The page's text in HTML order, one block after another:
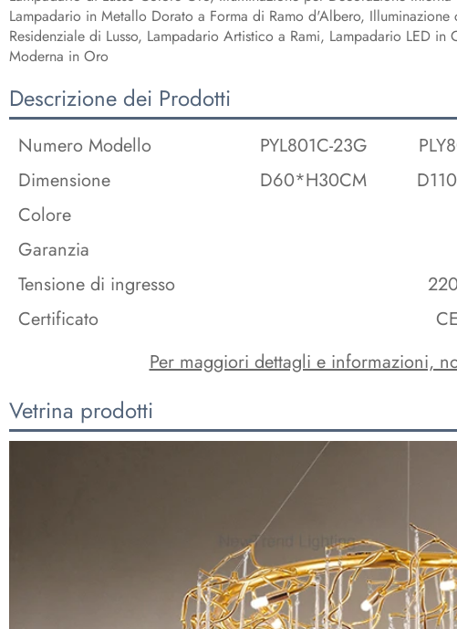
Lampadario in Metallo Dorato a Forma di Ramo d'Albero,
Residenziale di Lusso, Lampadario Artistico a Rami, Lampadario LED
Moderna in Oro
Descrizione dei Prodotti
Numero Modello PYL801C-23G
Dimensione
D60*H30CM
Colore
Garanzia
Tensione di ingresso
Certificato
Per maggiori dettagli e informazioni,
Vetrina prodotti